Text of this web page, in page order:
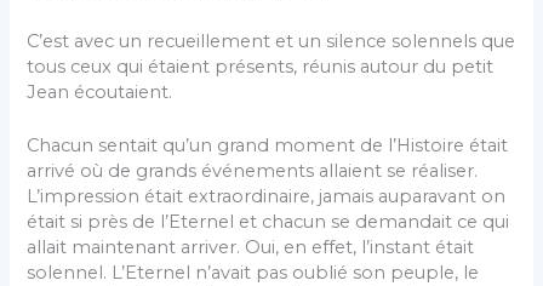
C’est avec un recueillement et un silence solennels que
tous ceux qui étaient présents, réunis autour du petit
Jean écoutaient.
Chacun sentait qu’un grand moment de l’Histoire était
arrivé où de grands événements allaient se réaliser.
L’impression était extraordinaire, jamais auparavant on
était si près de l’Eternel et chacun se demandait ce qui
allait maintenant arriver. Oui, en effet, l’instant était
solennel. L’Eternel n’avait pas oublié son peuple, le